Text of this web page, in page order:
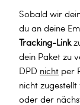
Sobald wir
du an deine
Tracking-Link
dein Paket zu
DPD nicht per
nicht
oder der